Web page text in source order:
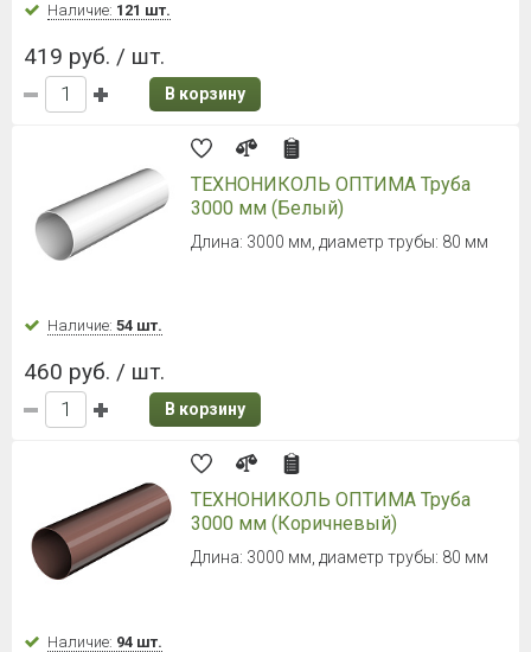
Наличие: 121 шт.
419 руб. / шт.
В корзину
ТЕХНОНИКОЛЬ ОПТИМА Труба
3000 мм (Белый)
Длина: 3000 мм, диаметр трубы: 80 мм
Наличие: 54 шт.
460 руб. / шт.
В корзину
ТЕХНОНИКОЛЬ ОПТИМА Труба
3000 мм (Коричневый)
Длина: 3000 мм, диаметр трубы: 80 мм
Наличие: 94 шт.